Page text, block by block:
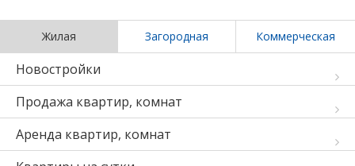
Жилая Загородная Коммерческая
Новостройки
Продажа квартир, комнат
Аренда квартир, комнат